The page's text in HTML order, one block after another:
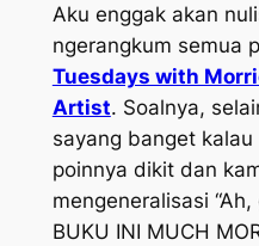
Aku enggak akan
ngerangkum semua
Tuesdays with
Artist. Soalnya,
sayang banget
poinnya dikit dan
mengeneralisasi
BUKU INI MUCH